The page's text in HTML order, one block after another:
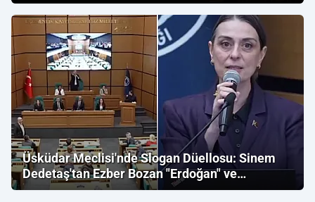
Üsküdar Meclisi'nde Slogan Düellosu: Sinem
Dedetaş'tan Ezber Bozan "Erdoğan" ve
"İmamoğlu" Çıkışı!